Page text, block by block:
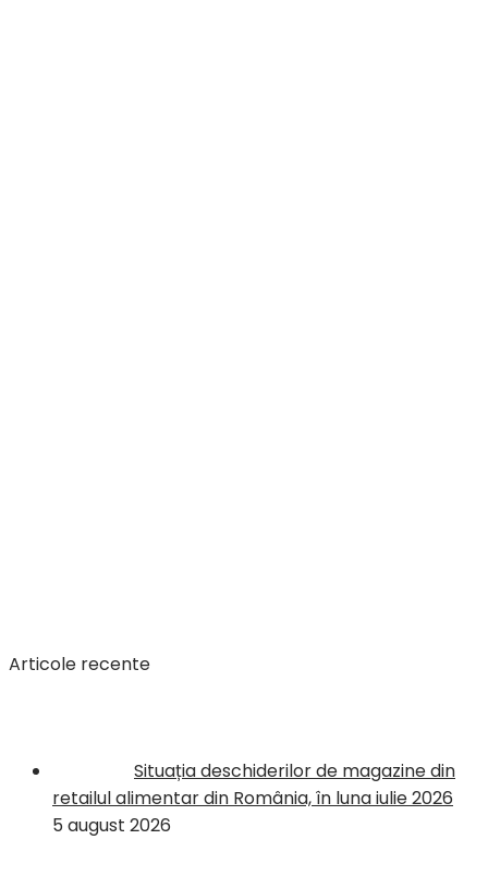
Articole recente
Situația deschiderilor de magazine din
retailul alimentar din România, în luna iulie 2026
5 august 2026